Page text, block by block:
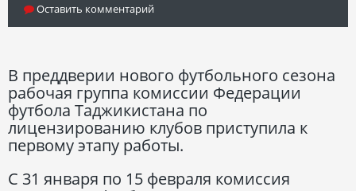
Оставить комментарий
В преддверии нового футбольного сезона
рабочая группа комиссии Федерации
футбола Таджикистана по
лицензированию клубов приступила к
первому этапу работы.
С 31 января по 15 февраля комиссия